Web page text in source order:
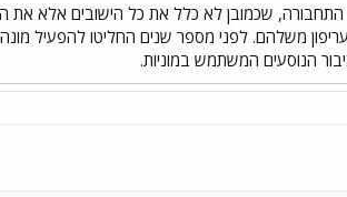
התחבורה, שכמובן לא כלל את כל הישובים אלא את
משלהם. לפני מספר שנים החליטו להפעיל
הנוסעים המשתמש במוניות.